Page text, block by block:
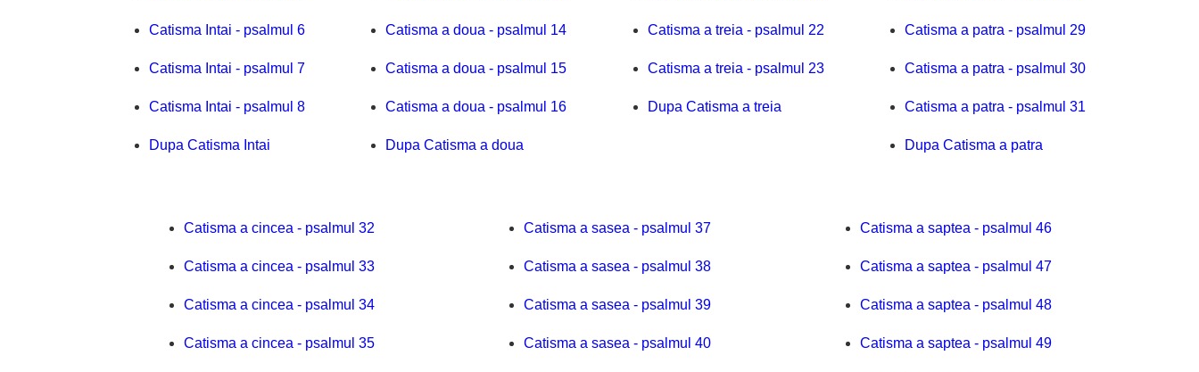
Catisma Intai - psalmul 6
Catisma Intai - psalmul 7
Catisma Intai - psalmul 8
Dupa Catisma Intai
Catisma a doua - psalmul 14
Catisma a doua - psalmul 15
Catisma a doua - psalmul 16
Dupa Catisma a doua
Catisma a treia - psalmul 22
Catisma a treia - psalmul 23
Dupa Catisma a treia
Catisma a patra - psalmul 29
Catisma a patra - psalmul 30
Catisma a patra - psalmul 31
Dupa Catisma a patra
Catisma a cincea - psalmul 32
Catisma a cincea - psalmul 33
Catisma a cincea - psalmul 34
Catisma a cincea - psalmul 35
Catisma a sasea - psalmul 37
Catisma a sasea - psalmul 38
Catisma a sasea - psalmul 39
Catisma a sasea - psalmul 40
Catisma a saptea - psalmul 46
Catisma a saptea - psalmul 47
Catisma a saptea - psalmul 48
Catisma a saptea - psalmul 49